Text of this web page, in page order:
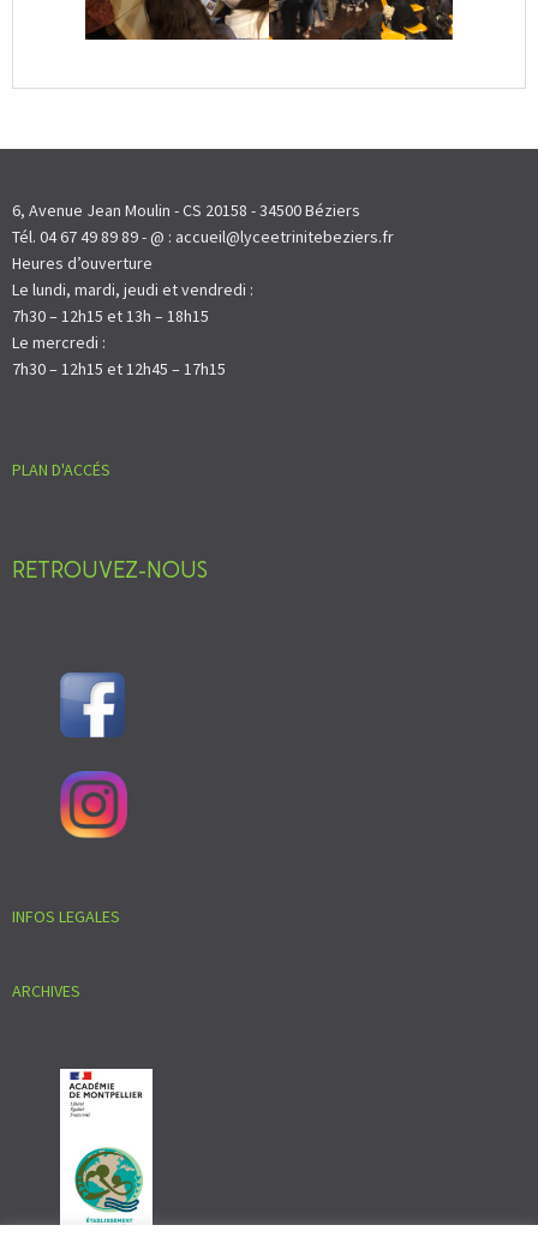
6, Avenue Jean Moulin - CS 20158 - 34500 Béziers
Tél. 04 67 49 89 89 - @ : accueil@lyceetrinitebeziers.fr
Heures d’ouverture
Le lundi, mardi, jeudi et vendredi :
7h30 – 12h15 et 13h – 18h15
Le mercredi :
7h30 – 12h15 et 12h45 – 17h15
PLAN D'ACCÉS
RETROUVEZ-NOUS
INFOS LEGALES
ARCHIVES